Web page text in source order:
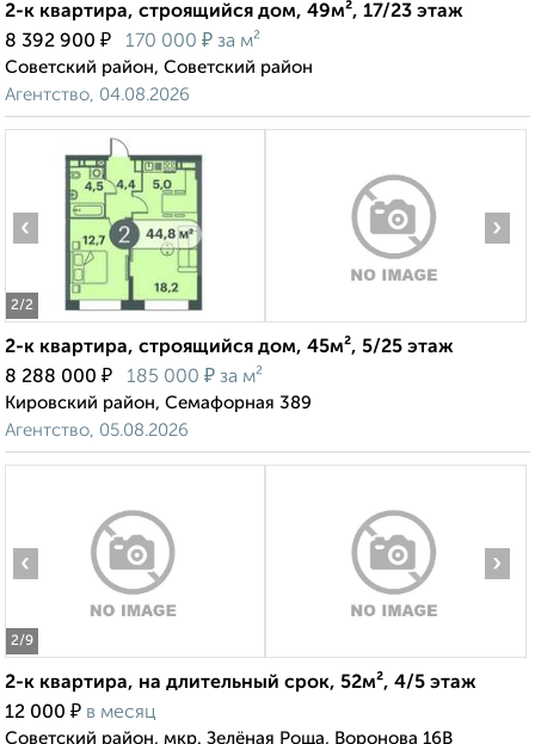
2-к квартира, строящийся дом, 49м², 17/23 этаж
8 392 900 ₽ 170 000 ₽ за м²
Советский район, Советский район
Агентство, 04.08.2026
2/2
‹ ›
2-к квартира, строящийся дом, 45м², 5/25 этаж
8 288 000 ₽ 185 000 ₽ за м²
Кировский район, Семафорная 389
Агентство, 05.08.2026
2/9
‹ ›
2-к квартира, на длительный срок, 52м², 4/5 этаж
12 000 ₽ в месяц
Советский район, мкр. Зелёная Роща, Воронова 16В